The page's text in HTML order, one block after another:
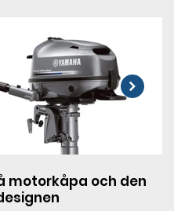
motorkåpa och den